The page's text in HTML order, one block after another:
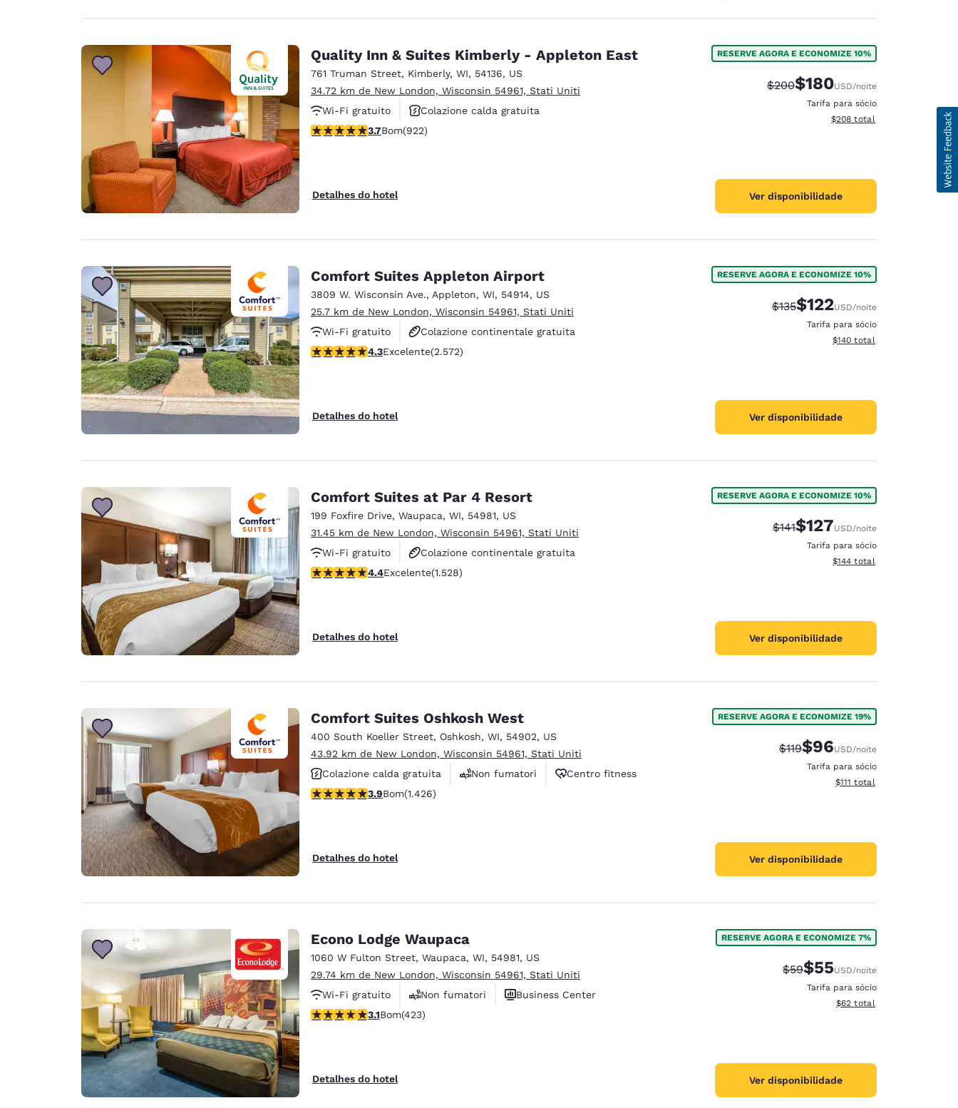
Quality Inn & Suites Kimberly - Appleton East
761 Truman Street, Kimberly, WI, 54136, US
34.72 km de New London, Wisconsin 54961, Stati Uniti
Wi-Fi gratuito
Colazione calda gratuita
Animali ammessi
classificação 3.74 estrelas. Bom. 922 avaliações
3.7Bom(922)
Detalhes do hotel
RESERVE AGORA E ECONOMIZE 10%
Tarifa anterior “tachada”:
$200Tarifa com desconto:
$180USD/noite
Tarifa para sócio
Exibir detalhes do total
$208 total
Ver disponibilidade
Comfort Suites Appleton Airport
3809 W. Wisconsin Ave., Appleton, WI, 54914, US
25.7 km de New London, Wisconsin 54961, Stati Uniti
Wi-Fi gratuito
Colazione continentale gratuita
Colazione calda gratuita
classificação 4.25 estrelas. Excelente. 2572 avaliações
4.3Excelente(2.572)
Detalhes do hotel
RESERVE AGORA E ECONOMIZE 10%
Tarifa anterior “tachada”:
$135Tarifa com desconto:
$122USD/noite
Tarifa para sócio
Exibir detalhes do total
$140 total
Ver disponibilidade
Comfort Suites at Par 4 Resort
199 Foxfire Drive, Waupaca, WI, 54981, US
31.45 km de New London, Wisconsin 54961, Stati Uniti
Wi-Fi gratuito
Colazione continentale gratuita
Colazione calda gratuita
classificação 4.39 estrelas. Excelente. 1528 avaliações
4.4Excelente(1.528)
Detalhes do hotel
RESERVE AGORA E ECONOMIZE 10%
Tarifa anterior “tachada”:
$141Tarifa com desconto:
$127USD/noite
Tarifa para sócio
Exibir detalhes do total
$144 total
Ver disponibilidade
Comfort Suites Oshkosh West
400 South Koeller Street, Oshkosh, WI, 54902, US
43.92 km de New London, Wisconsin 54961, Stati Uniti
Colazione calda gratuita
Non fumatori
Centro fitness
classificação 3.87 estrelas. Bom. 1426 avaliações
3.9Bom(1.426)
Detalhes do hotel
RESERVE AGORA E ECONOMIZE 19%
Tarifa anterior “tachada”:
$119Tarifa com desconto:
$96USD/noite
Tarifa para sócio
Exibir detalhes do total
$111 total
Ver disponibilidade
Econo Lodge Waupaca
1060 W Fulton Street, Waupaca, WI, 54981, US
29.74 km de New London, Wisconsin 54961, Stati Uniti
Wi-Fi gratuito
Non fumatori
Business Center
classificação 3.12 estrelas. Bom. 423 avaliações
3.1Bom(423)
Detalhes do hotel
RESERVE AGORA E ECONOMIZE 7%
Tarifa anterior “tachada”:
$59Tarifa com desconto:
$55USD/noite
Tarifa para sócio
Exibir detalhes do total
$62 total
Ver disponibilidade